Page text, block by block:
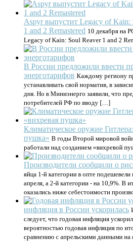
Aspyr выпустит Legacy of Kain:
1 and 2 Remastered 10 декабря на
Legacy of Kain: Soul Reaver 1 and 2
В России предложили ввести
энерготарифов Каждому региону
устанавливать свой норматив, в
дня. Но в Миниэнерго заявили, что
потребителей РФ по вводу […]
Климатическое оружие
пушка» В годы Второй мировой
работали над созданием «вихревой
Производители сообщили о
яйца 1-й категории в опте
апреля, а 2-й категории - на 10,9%. В
оказались ниже себестоимости
инфляция в России ускорилась
следует, что годовая инфляция
вероятностью годовая инфляция по
сравнению с апрельскими данными